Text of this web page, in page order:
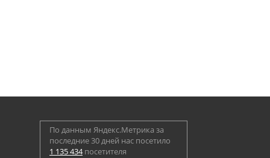
По данным Яндекс.Метрика за
последние 30 дней нас посетило
1 135 434посетителя